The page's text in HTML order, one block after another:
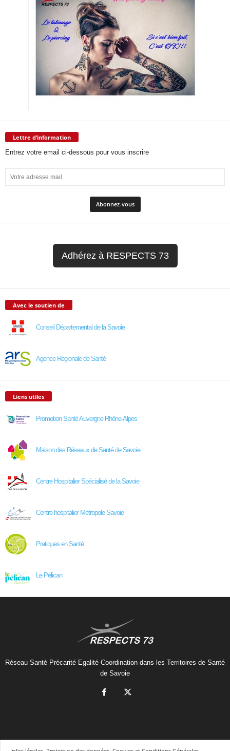
Lettre d’information
Entrez votre email ci-dessous pour vous inscrire
Adhérez à RESPECTS 73
Avec le soutien de
Conseil Départemental de la Savoie
Agence Régionale de Santé
Liens utiles
Promotion Santé Auvergne Rhône-Alpes
Maison des Réseaux de Santé de Savoie
Centre Hospitalier Spécialisé de la Savoie
Centre hospitalier Métropole Savoie
Pratiques en Santé
Le Pélican
Réseau Santé Précarité Egalité Coordination dans les Territoires de Santé
de Savoie